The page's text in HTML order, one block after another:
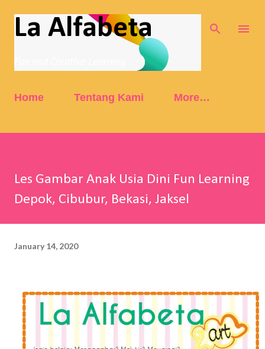
Skip to main content
La Alfabeta
Home Tentang Kami More…
Les Gambar Anak Usia Dini Fun Learning
Depok, Cibubur, Bekasi, Jaksel
January 14, 2020